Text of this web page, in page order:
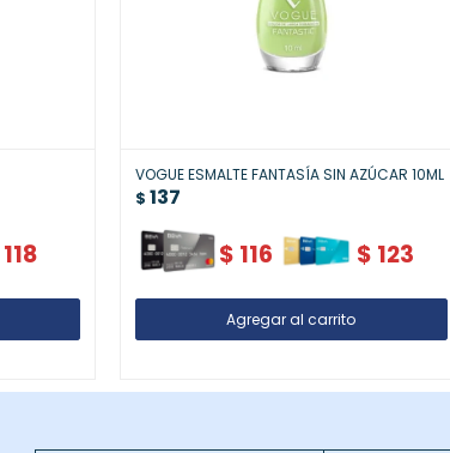
118
VOGUE ESMALTE FANTASÍA SIN AZÚCAR 10ML
$ 137
$ 116 $ 123